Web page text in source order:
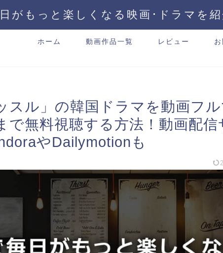
がもっと楽しくなる映画･ドラマを紹
ホーム 動画作品一覧 レビュー
スル」の韓国ドラマを動画フ
で無料視聴する方法！動画配信
やDailymotionも